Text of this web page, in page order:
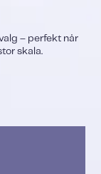
– perfekt når
skala.